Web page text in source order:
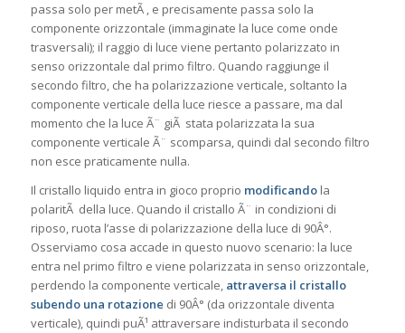
passa solo per metÃ , e precisamente passa solo la
componente orizzontale (immaginate la luce come onde
trasversali); il raggio di luce viene pertanto polarizzato in
senso orizzontale dal primo filtro. Quando raggiunge il
secondo filtro, che ha polarizzazione verticale, soltanto la
componente verticale della luce riesce a passare, ma dal
momento che la luce Ã¨ giÃ stata polarizzata la sua
componente verticale Ã¨ scomparsa, quindi dal secondo filtro
non esce praticamente nulla.
Il cristallo liquido entra in gioco proprio modificandola
polaritÃ della luce. Quando il cristallo Ã¨ in condizioni di
riposo, ruota l’asse di polarizzazione della luce di 90Â°.
Osserviamo cosa accade in questo nuovo scenario: la luce
entra nel primo filtro e viene polarizzata in senso orizzontale,
perdendo la componente verticale, attraversa il cristallo
subendo una rotazione di 90Â° (da orizzontale diventa
verticale), quindi puÃ¹ attraversare indisturbata il secondo